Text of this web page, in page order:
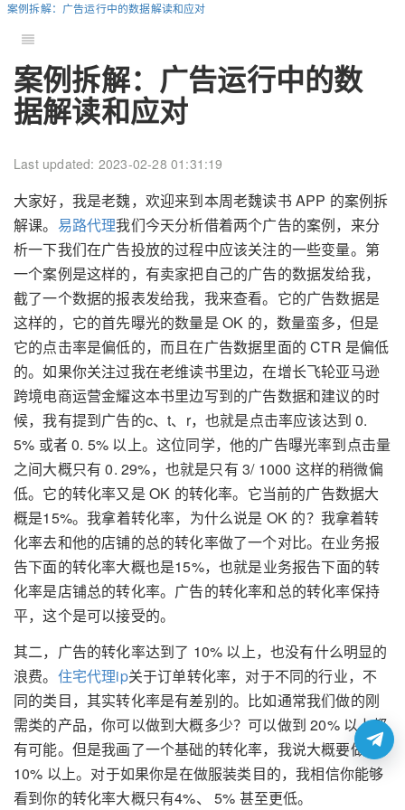
案例拆解：广告运行中的数据解读和应对
案例拆解：广告运行中的数
据解读和应对
Last updated: 2023-02-28 01:31:19
大家好，我是老魏，欢迎来到本周老魏读书 APP 的案例拆
解课。 易路代理我们今天分析借着两个广告的案例，来分
析一下我们在广告投放的过程中应该关注的一些变量。第
一个案例是这样的，有卖家把自己的广告的数据发给我，
截了一个数据的报表发给我，我来查看。它的广告数据是
这样的，它的首先曝光的数量是 OK 的，数量蛮多，但是
它的点击率是偏低的，而且在广告数据里面的 CTR 是偏低
的。如果你关注过我在老维读书里边，在增长飞轮亚马逊
跨境电商运营金耀这本书里边写到的广告数据和建议的时
候，我有提到广告的c、t、r，也就是点击率应该达到 0.
5% 或者 0. 5% 以上。这位同学，他的广告曝光率到点击量
之间大概只有 0. 29%，也就是只有 3/ 1000 这样的稍微偏
低。它的转化率又是 OK 的转化率。它当前的广告数据大
概是15%。我拿着转化率，为什么说是 OK 的？我拿着转
化率去和他的店铺的总的转化率做了一个对比。在业务报
告下面的转化率大概也是15%，也就是业务报告下面的转
化率是店铺总的转化率。广告的转化率和总的转化率保持
平，这个是可以接受的。
其二，广告的转化率达到了 10% 以上，也没有什么明显的
浪费。 住宅代理ip关于订单转化率，对于不同的行业，不
同的类目，其实转化率是有差别的。比如通常我们做的刚
需类的产品，你可以做到大概多少？可以做到 20% 以上都
有可能。但是我画了一个基础的转化率，我说大概要做到
10% 以上。对于如果你是在做服装类目的，我相信你能够
看到你的转化率大概只有4%、 5% 甚至更低。